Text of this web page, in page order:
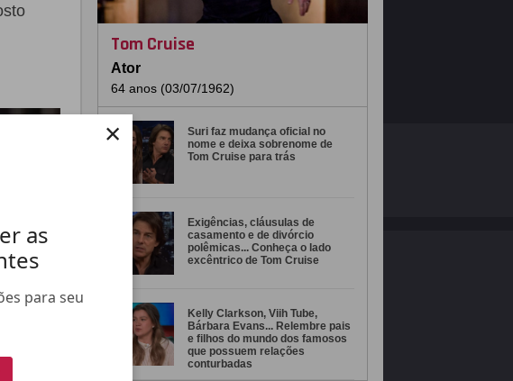
as
para seu
×
Tom Cruise
Ator
64 anos (03/07/1962)
Suri faz mudança oficial no
nome e deixa sobrenome de
Tom Cruise para trás
Exigências, cláusulas de
casamento e de divórcio
polêmicas... Conheça o lado
excêntrico de Tom Cruise
Kelly Clarkson, Viih Tube,
Bárbara Evans... Relembre pais
e filhos do mundo dos famosos
que possuem relações
conturbadas
TRABALHE NO ESTRELANDO POLÍTICA DE PRIVACIDADE